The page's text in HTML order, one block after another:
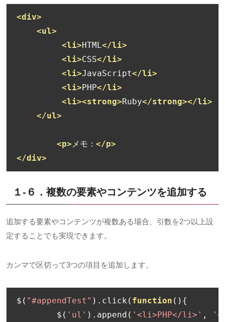
<div>
<ul>
<li>HTML</li>
<li>CSS</li>
<li>JavaScript</li>
<li> PHP</li>
<li><strong>Ruby</strong></li>
</ul>
<p>メモ： </p>
</div>
１-６．複数の要素やコンテンツを追加する
追加する要素やコンテンツが複数ある場合、引数を2つ以上設
定することでも実現できます。
カンマで区切って3つの項目を追加します。
$ ( "#appendTest" ). click ( function (){
	$
( 'ul' ). append ( '<li>PHP</li>' ,